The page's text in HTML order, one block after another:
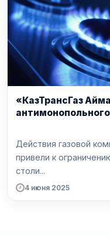
«КазТрансГаз
Действия газовой
привели к
столи...
4 июня 2025